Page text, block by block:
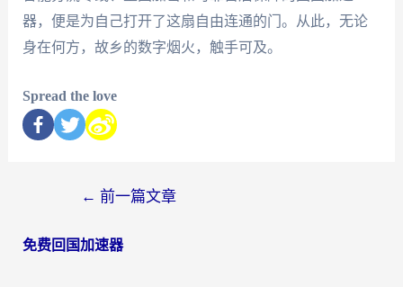
器，便是为自己打开了这扇自由连通的门。从此，无论
身在何方，故乡的数字烟火，触手可及。
Spread the love
← 前一篇文章
免费回国加速器